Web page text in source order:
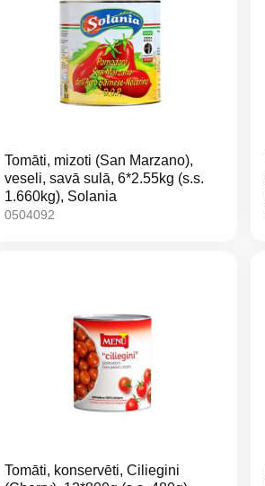
Tomāti, mizoti (San Marzano),
veseli, savā sulā, 6*2.55kg (s.s.
1.660kg), Solania
0504092
Tomāti, konservēti, Ciliegini